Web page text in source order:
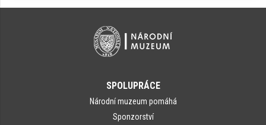
SPOLUPRÁCE
Národní muzeum pomáhá
Sponzorství